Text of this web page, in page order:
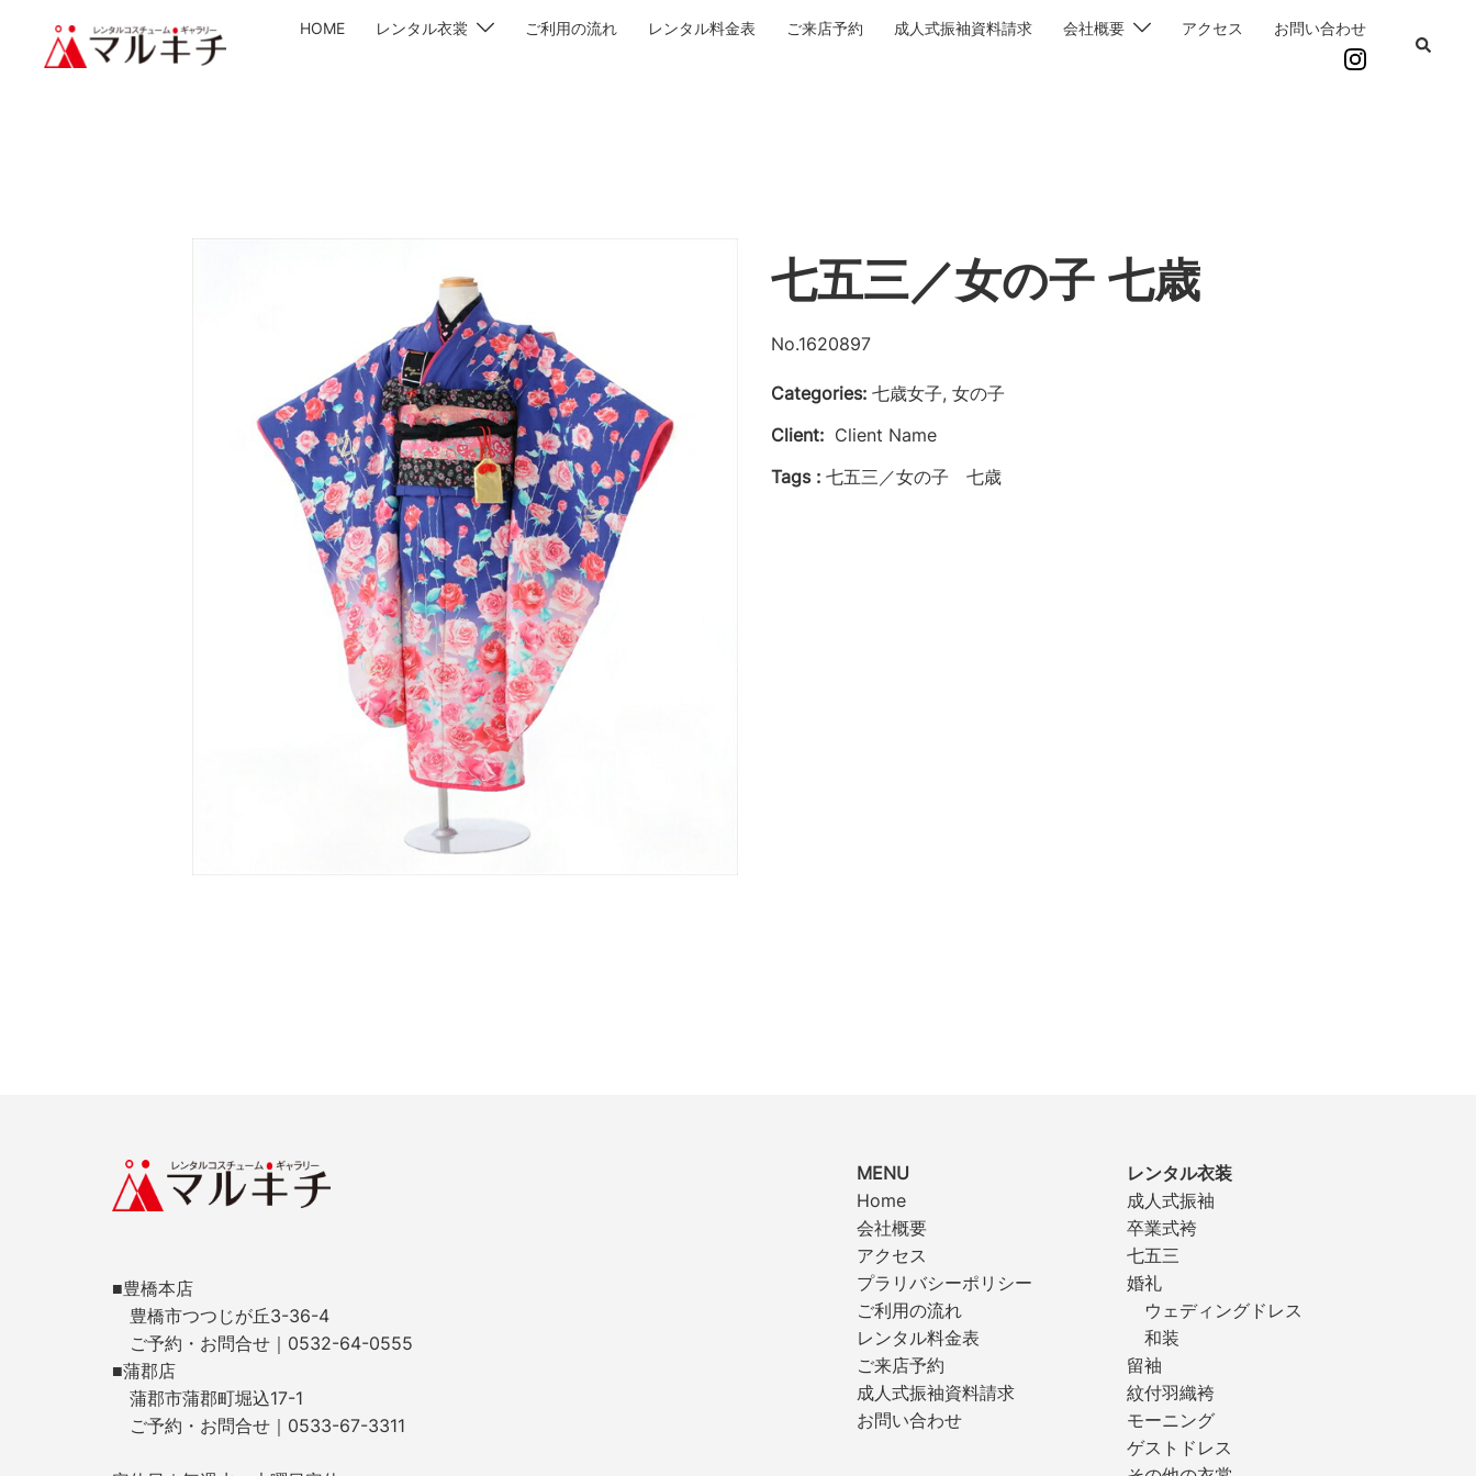
HOME レンタル衣裳 ご利用の流れ レンタル料金表 ご来店予約 成人式振袖資料請求 会社概要 アクセス お問い合わせ
七五三／女の子 七歳
No.1620897
Categories: 七歳女子, 女の子
Client: Client Name
Tags : 七五三／女の子 七歳
■豊橋本店
豊橋市つつじが丘3-36-4
ご予約・お問合せ｜0532-64-0555
■蒲郡店
蒲郡市蒲郡町堀込17-1
ご予約・お問合せ｜0533-67-3311
MENU
Home
会社概要
アクセス
プラリバシーポリシー
ご利用の流れ
レンタル料金表
ご来店予約
成人式振袖資料請求
お問い合わせ
レンタル衣装
成人式振袖
卒業式袴
七五三
婚礼
ウェディングドレス
和装
留袖
紋付羽織袴
モーニング
ゲストドレス